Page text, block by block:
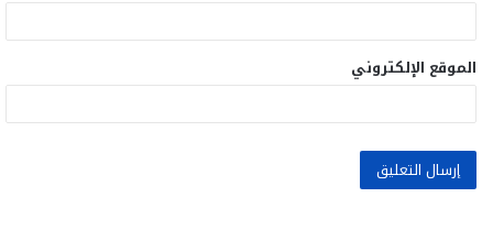
الموقع الإلكتروني